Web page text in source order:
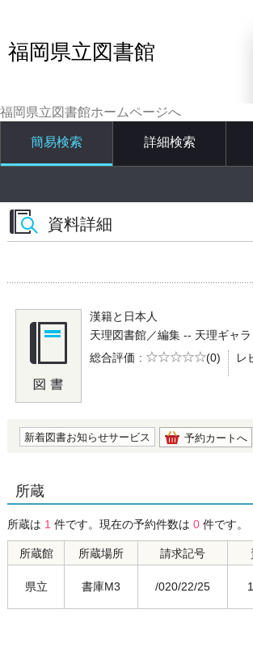
福岡県立図書館
福岡県立図書館ホームページへ
簡易検索 詳細検索
資料詳細
漢籍と日本人
天理図書館／編集 -- 天理ギャ
総合評価
5段階評価
(0) レ
新着図書お知らせサービス 予約カートへ
所蔵
所蔵は 1 件です。現在の予約件数は 0 件です。
所蔵館 所蔵場所 請求記号
県立 書庫M3 /020/22/25